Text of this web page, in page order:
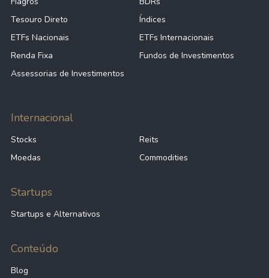
Tesouro Direto
Índices
ETFs Nacionais
ETFs Internacionais
Renda Fixa
Fundos de Investimentos
Assessorias de Investimentos
Internacional
Stocks
Reits
Moedas
Commodities
Startups
Startups e Alternativos
Conteúdo
Blog